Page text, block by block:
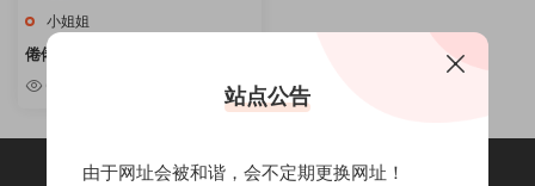
小姐姐
倦倦喵 – 可爱妹子写真套图合集
[持续更新]
站点公告
由于网址会被和谐，会不定期更换网址！